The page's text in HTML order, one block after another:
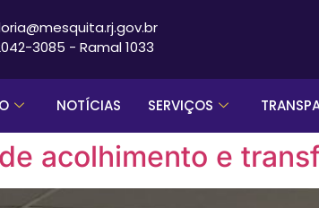
3085 - Ramal 1033
NOTÍCIAS SERVIÇOS
acolhimento e